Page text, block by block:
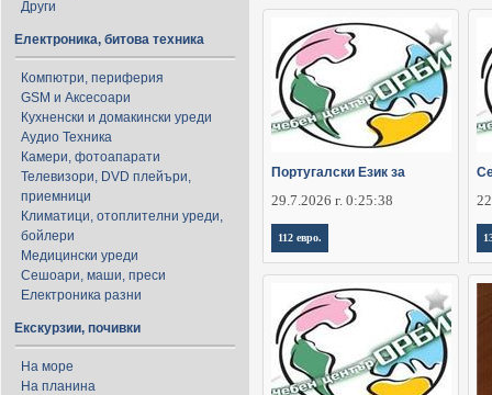
Други
Електроника, битова техника
Компютри, периферия
GSM и Аксесоари
Кухненски и домакински уреди
Аудио Техника
Камери, фотоапарати
Телевизори, DVD плейъри,
приемници
Климатици, отоплителни уреди,
бойлери
Медицински уреди
Сешоари, маши, преси
Електроника разни
Екскурзии, почивки
На море
На планина
Португалски Език за
29.7.2026 г. 0:25:38
112 евро.